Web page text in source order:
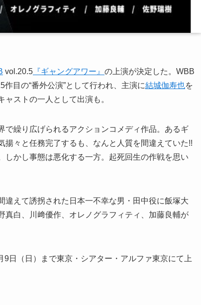
vol.20.5 『ギャングアワー』 の上演が決定した。WBB
目の“番外公演”として行われ、主演に結城伽寿也を
ストの一人として出演も。
で繰り広げられるアクションコメディ作品。あるギ
々と任務完了するも、なんと人質を間違えていた!!
かし事態は悪化する一方。起死回生の作戦を思い
えて誘拐された日本一不幸な男・田中役に飯塚大
白、川﨑優作、オレノグラフィティ、加藤良輔が
日（日）まで東京・シアター・アルファ東京にて上